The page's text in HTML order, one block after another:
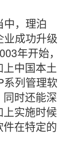
中，理泊
业成功升级
年开始，
中国本土
系列管理软
时还能深
上实施时候
在特定的